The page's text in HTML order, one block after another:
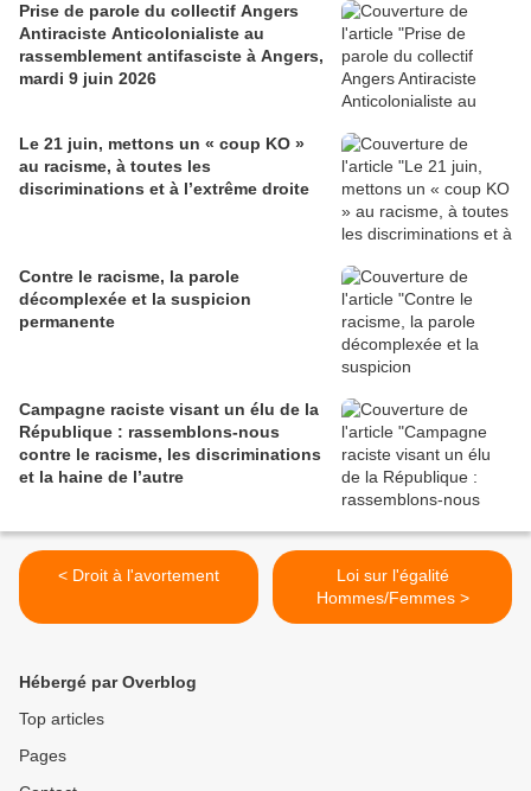
Prise de parole du collectif Angers
Antiraciste Anticolonialiste au
rassemblement antifasciste à Angers,
mardi 9 juin 2026
Le 21 juin, mettons un « coup KO »
au racisme, à toutes les
discriminations et à l’extrême droite
Contre le racisme, la parole
décomplexée et la suspicion
permanente
Campagne raciste visant un élu de la
République : rassemblons-nous
contre le racisme, les discriminations
et la haine de l’autre
< Droit à l'avortement
Loi sur l'égalité
Hommes/Femmes >
Hébergé par Overblog
Top articles
Pages